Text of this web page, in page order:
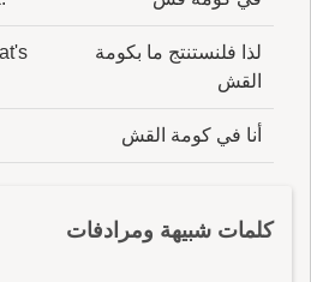
لذا فلنستنتج ما بكومة
القش
أنا في كومة القش
كلمات شبيهة ومرادفات